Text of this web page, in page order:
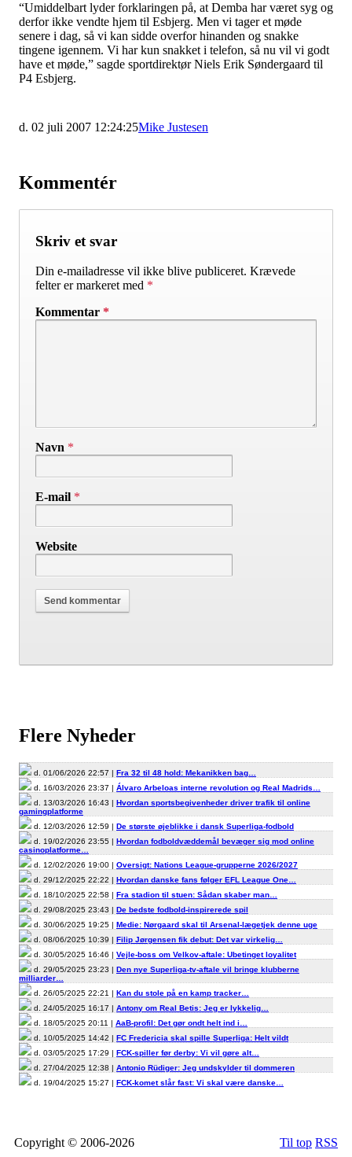
“Umiddelbart lyder forklaringen på, at Demba har været syg og
derfor ikke vendte hjem til Esbjerg. Men vi tager et møde
senere i dag, så vi kan sidde overfor hinanden og snakke
tingene igennem. Vi har kun snakket i telefon, så nu vil vi godt
have et møde,” sagde sportdirektør Niels Erik Søndergaard til
P4 Esbjerg.
d. 02 juli 2007 12:24:25Mike Justesen
Kommentér
Skriv et svar
Din e-mailadresse vil ikke blive publiceret. Krævede
felter er markeret med *
Kommentar *
Navn *
E-mail *
Website
Flere Nyheder
d. 01/06/2026 22:57 | Fra 32 til 48 hold: Mekanikken bag…
d. 16/03/2026 23:37 | Álvaro Arbeloas interne revolution og Real Madrids…
d. 13/03/2026 16:43 | Hvordan sportsbegivenheder driver trafik til online
gamingplatforme
d. 12/03/2026 12:59 | De største øjeblikke i dansk Superliga-fodbold
d. 19/02/2026 23:55 | Hvordan fodboldvæddemål bevæger sig mod online
casinoplatforme…
d. 12/02/2026 19:00 | Oversigt: Nations League-grupperne 2026/2027
d. 29/12/2025 22:22 | Hvordan danske fans følger EFL League One…
d. 18/10/2025 22:58 | Fra stadion til stuen: Sådan skaber man…
d. 29/08/2025 23:43 | De bedste fodbold-inspirerede spil
d. 30/06/2025 19:25 | Medie: Nørgaard skal til Arsenal-lægetjek denne uge
d. 08/06/2025 10:39 | Filip Jørgensen fik debut: Det var virkelig…
d. 30/05/2025 16:46 | Vejle-boss om Velkov-aftale: Ubetinget loyalitet
d. 29/05/2025 23:23 | Den nye Superliga-tv-aftale vil bringe klubberne
milliarder…
d. 26/05/2025 22:21 | Kan du stole på en kamp tracker…
d. 24/05/2025 16:17 | Antony om Real Betis: Jeg er lykkelig…
d. 18/05/2025 20:11 | AaB-profil: Det gør ondt helt ind i…
d. 10/05/2025 14:42 | FC Fredericia skal spille Superliga: Helt vildt
d. 03/05/2025 17:29 | FCK-spiller før derby: Vi vil gøre alt…
d. 27/04/2025 12:38 | Antonio Rüdiger: Jeg undskylder til dommeren
d. 19/04/2025 15:27 | FCK-komet slår fast: Vi skal være danske…
Copyright © 2006-2026 Til top RSS